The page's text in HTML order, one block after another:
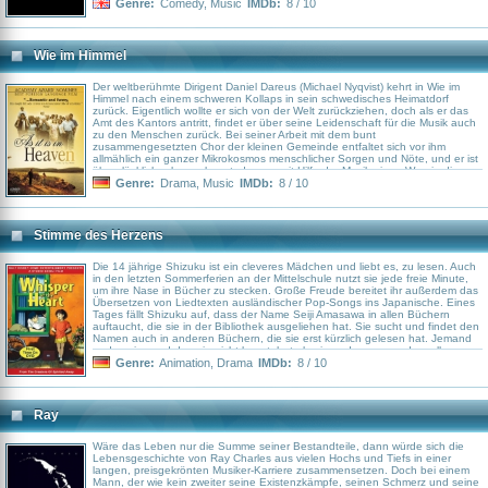
Genre: Comedy, Music IMDb: 8 / 10
Wie im Himmel
Der weltberühmte Dirigent Daniel Dareus (Michael Nyqvist) kehrt in Wie im
Himmel nach einem schweren Kollaps in sein schwedisches Heimatdorf
zurück. Eigentlich wollte er sich von der Welt zurückziehen, doch als er das
Amt des Kantors antritt, findet er über seine Leidenschaft für die Musik auch
zu den Menschen zurück. Bei seiner Arbeit mit dem bunt
zusammengesetzten Chor der kleinen Gemeinde entfaltet sich vor ihm
allmählich ein ganzer Mikrokosmos menschlicher Sorgen und Nöte, und er ist
überglücklich, als er erkennt, dass er mit Hilfe der Musik einen Weg in die
Herzen der anderen findet. Das ist die Erfüllung seines Traums, mit dem er
Genre: Drama Music IMDb: 8 / 10
Stimme des Herzens
Die 14 jährige Shizuku ist ein cleveres Mädchen und liebt es, zu lesen. Auch
in den letzten Sommerferien an der Mittelschule nutzt sie jede freie Minute,
um ihre Nase in Bücher zu stecken. Große Freude bereitet ihr außerdem das
Übersetzen von Liedtexten ausländischer Pop-Songs ins Japanische. Eines
Tages fällt Shizuku auf, dass der Name Seiji Amasawa in allen Büchern
auftaucht, die sie in der Bibliothek ausgeliehen hat. Sie sucht und findet den
Namen auch in anderen Büchern, die sie erst kürzlich gelesen hat. Jemand
anders, jemand den sie nicht kennt, hat also irgendwo genau denselben
Büchergeschmack wie sie. Jedes Buch, das sie liest, hat er bereits gelesen
ist Shizuku auf dem Weg zu ihrem Vater, um ihm sein Mittagessen zu bringen,
als sie eine gewöhnlich aussehende Katze entdeckt, die ganz alleine im Zug
mitfährt. Zunächst kann sie kaum glauben, dass die Katze wirklich alleine ist,
doch als das Tier den Zug an der Station verlässt, an der auch Shizuku
aussteigen muss, beschließt das Mädchen, ihr zu folgen. Die zufällige
Begegnung mit der Katze führt Shizuku zum Haus Seiji Amasawas. Dort lernt
sie eine Familie kennen, die die Musik liebt und die mystische und magische
Katze lehrt sie, nach “den verborgenen Schätzen” des Lebens zu suchen.
Shizuku träumt davon, Schriftstellerin zu werden und Seiji möchte nach
Genre: Animation Drama IMDb: 8 / 10
Ray
Wäre das Leben nur die Summe seiner Bestandteile, dann würde sich die
Lebensgeschichte von Ray Charles aus vielen Hochs und Tiefs in einer
langen, preisgekrönten Musiker-Karriere zusammensetzen. Doch bei einem
Mann, der wie kein zweiter seine Existenzkämpfe, seinen Schmerz und seine